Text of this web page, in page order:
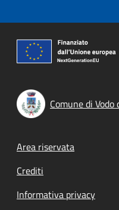
Comune di Vodo
Footer menu
Area riservata
Crediti
Informativa privacy